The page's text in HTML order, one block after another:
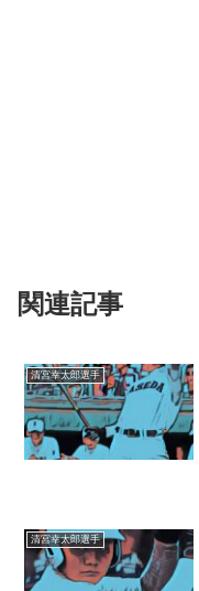
関連記事
清宮幸太郎選手
清宮幸太郎選手